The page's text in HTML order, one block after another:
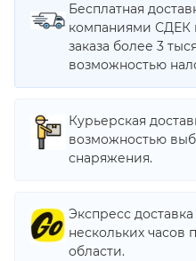
Бесплатная
компаниями СДЕК
заказа более 3
возможностью
Курьерская
возможностью
снаряжения.
Экспресс
нескольких часов
области.